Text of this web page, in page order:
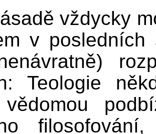
vždycky
v
Teologie